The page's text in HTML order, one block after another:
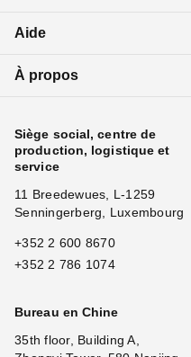
Aide
À propos
Siège social, centre de
production, logistique et
service
11 Breedewues, L-1259
Senningerberg, Luxembourg
+352 2 600 8670
+352 2 786 1074
Bureau en Chine
35th floor, Building A,